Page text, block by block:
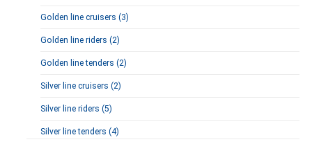
Golden line cruisers (3)
Golden line riders (2)
Golden line tenders (2)
Silver line cruisers (2)
Silver line riders (5)
Silver line tenders (4)